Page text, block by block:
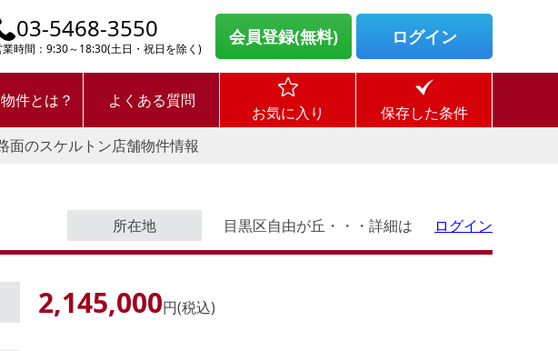
03-5468-3550
業時間：9:30～18:30(土日・祝日を除く)
会員登録(無料) ログイン
件とは？ よくある質問
お気に入り
保存した条件
面のスケルトン店舗物件情報
所在地 目黒区自由が丘・・・詳細は ログイン
2,145,000円(税込)